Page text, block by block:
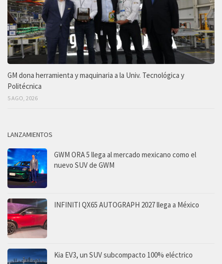
GM dona herramienta y maquinaria a la Univ. Tecnológica y
Politécnica
5 AGO, 2026
LANZAMIENTOS
GWM ORA 5 llega al mercado mexicano como el
nuevo SUV de GWM
INFINITI QX65 AUTOGRAPH 2027 llega a México
Kia EV3, un SUV subcompacto 100% eléctrico